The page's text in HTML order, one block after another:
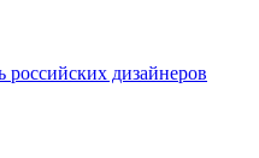
российских дизайнеров